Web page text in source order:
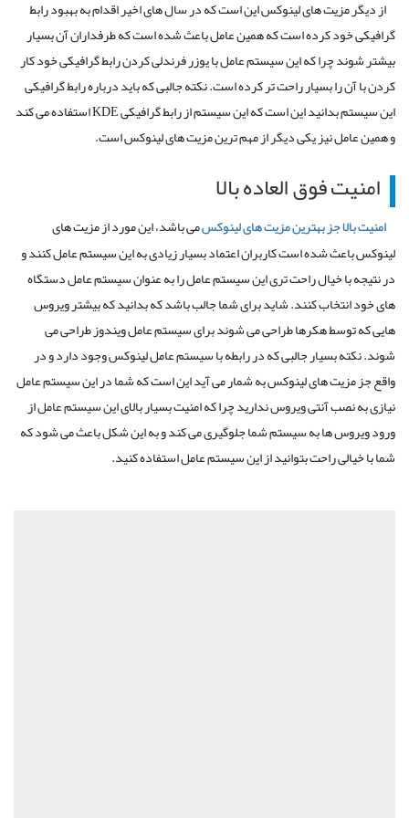
از دیگر مزیت های لینوکس این است که در سال های اخیر اقدام به بهبود رابط
گرافیکی خود کرده است که همین عامل باعث شده است که طرفداران آن بسیار
بیشتر شوند چرا که این سیستم عامل با یوزر فرندلی کردن رابط گرافیکی خود کار
کردن با آن را بسیار راحت تر کرده است. نکته جالبی که باید درباره رابط گرافیکی
این سیستم بدانید این است که این سیستم از رابط گرافیکی KDE استفاده می کند
و همین عامل نیز یکی دیگر از مهم ترین مزیت های لینوکس است.
امنیت فوق العاده بالا
امنیت بالا جز بهترین مزیت های لینوکسمی باشد، این مورد از مزیت های
لینوکس باعث شده است کاربران اعتماد بسیار زیادی به این سیستم عامل کنند و
در نتیجه با خیال راحت تری این سیستم عامل را به عنوان سیستم عامل دستگاه
های خود انتخاب کنند. شاید برای شما جالب باشد که بدانید که بیشتر ویروس
هایی که توسط هکرها طراحی می شوند برای سیستم عامل ویندوز طراحی می
شوند. نکته بسیار جالبی که در رابطه با سیستم عامل لینوکس وجود دارد و در
واقع جز مزیت های لینوکس به شمار می آید این است که شما در این سیستم عامل
نیازی به نصب آنتی ویروس ندارید چرا که امنیت بسیار بالای این سیستم عامل از
ورود ویروس ها به سیستم شما جلوگیری می کند و به این شکل باعث می شود که
شما با خیالی راحت بتوانید از این سیستم عامل استفاده کنید.